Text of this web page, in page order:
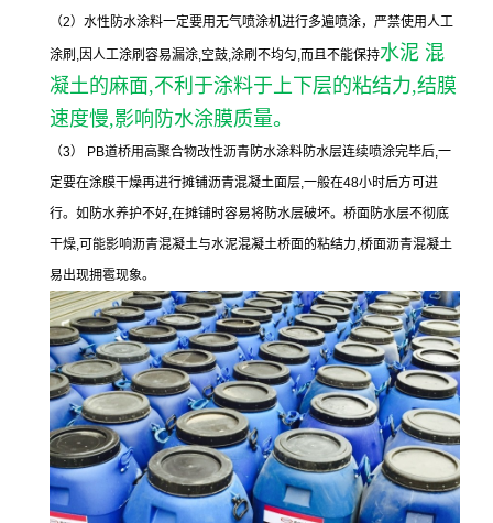
（2）水性防水涂料一定要用无气喷涂机进行多遍喷涂，严禁使用人工
涂刷,因人工涂刷容易漏涂,空鼓,涂刷不均匀,而且不能保持水泥 混
凝土的麻面,不利于涂料于上下层的粘结力,结膜
速度慢,影响防水涂膜质量。
（3） PB道桥用高聚合物改性沥青防水涂料防水层连续喷涂完毕后,一
定要在涂膜干燥再进行摊铺沥青混凝土面层,一般在48小时后方可进
行。如防水养护不好,在摊铺时容易将防水层破坏。桥面防水层不彻底
干燥,可能影响沥青混凝土与水泥混凝土桥面的粘结力,桥面沥青混凝土
易出现拥雹现象。